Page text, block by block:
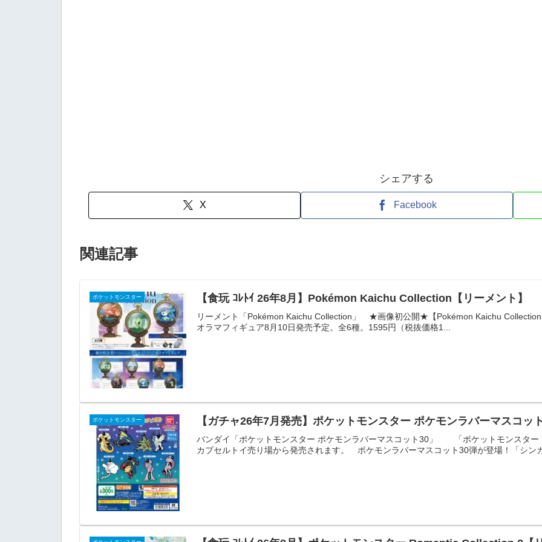
シェアする
X Facebook
関連記事
ポケットモンスター 【食玩 ｺﾚﾄｲ 26年8月】Pokémon Kaichu Collection【リーメント】
リーメント「Pokémon Kaichu Collection」 ★画像初公開★【Pokémon Kaichu
オラマフィギュア8月10日発売予定。全6種。1595円（税抜価格1...
ポケットモンスター 【ガチャ26年7月発売】ポケットモンスター ポケモンラバーマスコッ
バンダイ「ポケットモンスター ポケモンラバーマスコット30」 「ポケットモンスター
カプセルトイ売り場から発売されます。 ポケモンラバーマスコット30弾が登場！「シン